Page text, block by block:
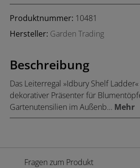
Produktnummer: 10481
Hersteller: Garden Trading
Beschreibung
Das Leiterregal »Idbury Shelf
dekorativer Präsenter für
Gartenutensilien im Außenb… Mehr
Fragen zum Produkt